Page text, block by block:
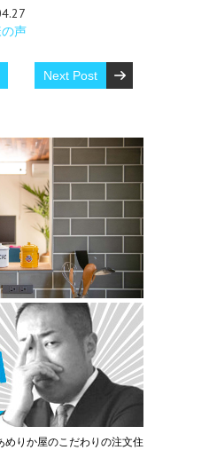
声
Next Post
めりか屋のこだわりの注文住